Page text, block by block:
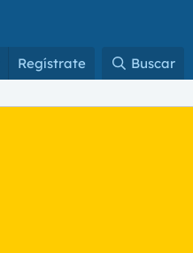
Regístrate Buscar